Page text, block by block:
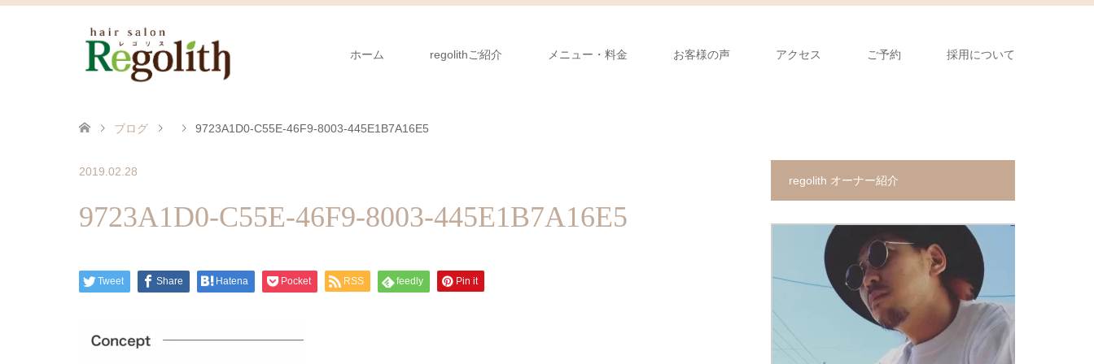
ホーム regolithご紹介 メニュー・料金 お客様の声 アクセス ご予約 採用について
ブログ 9723A1D0-C55E-46F9-8003-445E1B7A16E5
2019.02.28
9723A1D0-C55E-46F9-8003-445E1B7A16E5
Tweet Share Hatena Pocket RSS feedly Pin it
regolith オーナー紹介